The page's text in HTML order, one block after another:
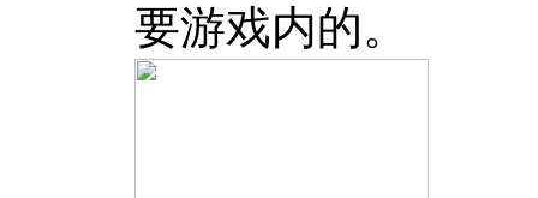
要游戏内的。